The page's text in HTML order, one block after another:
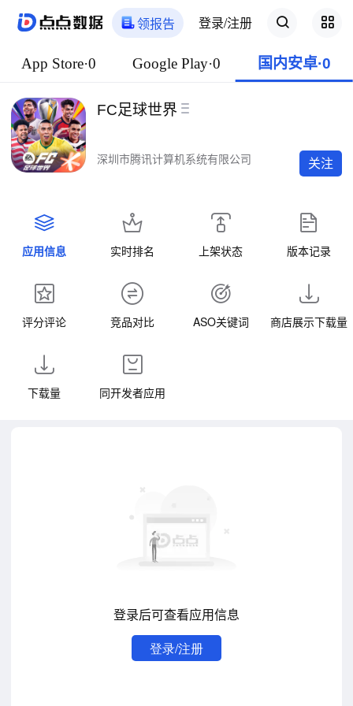
领报告 登录/注册
App Store·0 Google Play·0 国内安卓·0
FC足球世界
深圳市腾讯计算机系统有限公司 关注
应用信息 实时排名 上架状态 版本记录
评分评论 竞品对比 ASO关键词 商店展示下载量
下载量 同开发者应用
登录后可查看应用信息
登录/注册